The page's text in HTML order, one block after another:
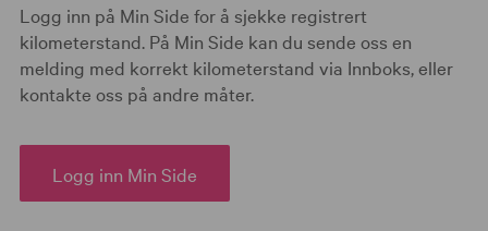
Logg inn på Min Side for å sjekke registrert
kilometerstand. På Min Side kan du sende oss en
melding med korrekt kilometerstand via Innboks, eller
kontakte oss på andre måter.
Logg inn Min Side